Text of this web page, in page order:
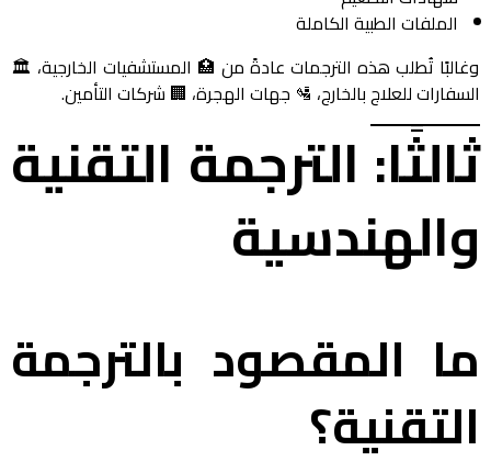
الملفات الطبية الكاملة
وغالبًا تُطلب هذه الترجمات عادةً من 🏥 المستشفيات الخارجية، 🏛️
السفارات للعلاج بالخارج، 🛂 جهات الهجرة، 🏢 شركات التأمين.
ثالثًا: الترجمة التقنية
والهندسية
ما المقصود بالترجمة
التقنية؟